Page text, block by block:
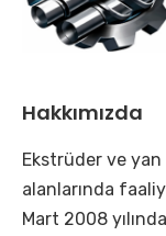
Hakkımızda
Ekstrüder ve yan
alanlarında
Mart 2008